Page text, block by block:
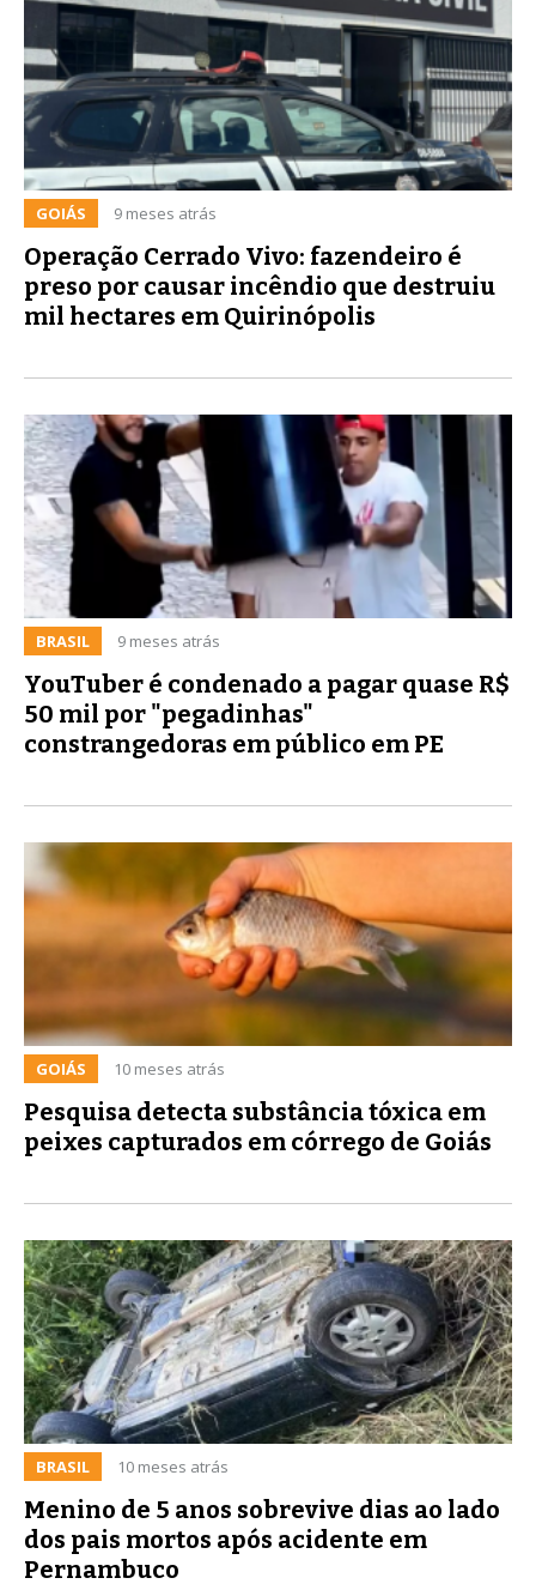
GOIÁS 9 meses atrás
Operação Cerrado Vivo: fazendeiro é
preso por causar incêndio que destruiu
mil hectares em Quirinópolis
BRASIL 9 meses atrás
YouTuber é condenado a pagar quase R$
50 mil por "pegadinhas"
constrangedoras em público em PE
GOIÁS 10 meses atrás
Pesquisa detecta substância tóxica em
peixes capturados em córrego de Goiás
BRASIL 10 meses atrás
Menino de 5 anos sobrevive dias ao lado
dos pais mortos após acidente em
Pernambuco